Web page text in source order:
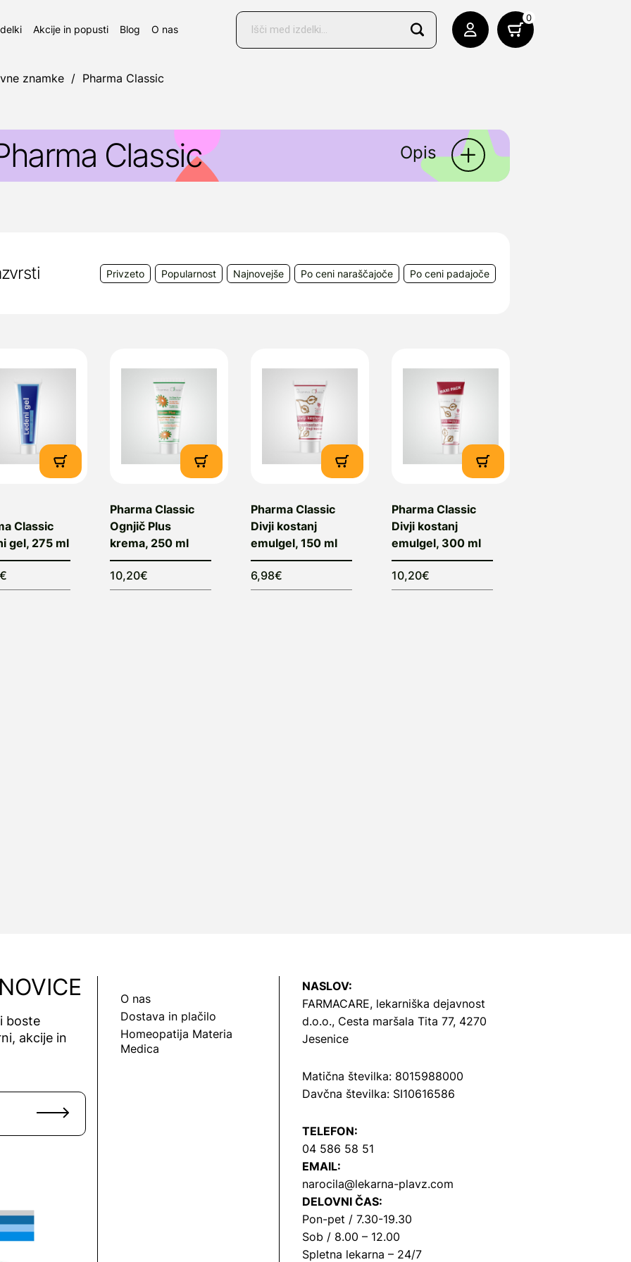
Akcije in popusti Blog O nas
Products
search
0
znamke / Pharma Classic
Classic Opis
Pharma Plus d.o.o., Ferdinanda Budickoga 14, Zagreb, Hrvaška
Privzeto Popularnost Najnovejše Po ceni naraščajoče Po ceni padajoče
Classic
gel, 275 ml
Pharma Classic
Ognjič Plus
krema, 250 ml
10,20€
Pharma Classic
Divji kostanj
emulgel, 150 ml
6,98€
Pharma Classic
Divji kostanj
emulgel, 300 ml
10,20€
boste
akcije in
O nas
Dostava in plačilo
Homeopatija Materia
Medica
NASLOV:
FARMACARE, lekarniška dejavnost
d.o.o., Cesta maršala Tita 77, 4270
Jesenice
Matična številka: 8015988000
Davčna številka: SI10616586
TELEFON:
04 586 58 51
EMAIL:
narocila@lekarna-plavz.com
DELOVNI ČAS:
Pon-pet / 7.30-19.30
Sob / 8.00 – 12.00
Spletna lekarna – 24/7